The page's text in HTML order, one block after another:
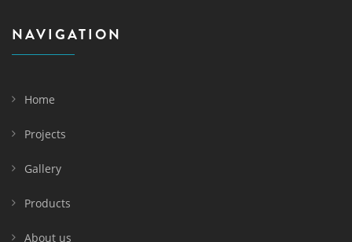
NAVIGATION
Home
Projects
Gallery
Products
About us